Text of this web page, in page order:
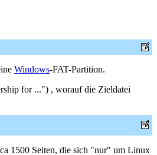
Windows-FAT-Partition.
for ...") , worauf die Zieldatei
1500 Seiten, die sich "nur" um Linux